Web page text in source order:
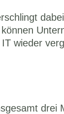
wieder
drei